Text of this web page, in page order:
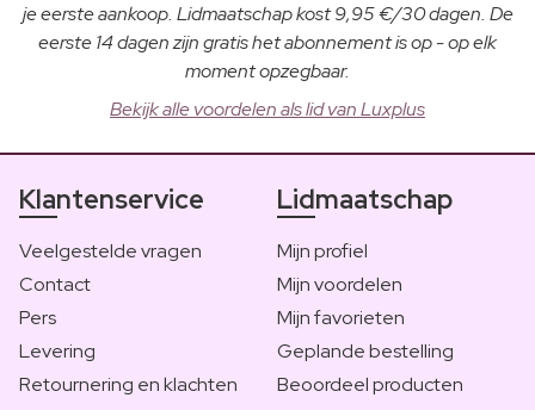
je eerste aankoop. Lidmaatschap kost 9,95 €/30 dagen. De
eerste 14 dagen zijn gratis het abonnement is op - op elk
moment opzegbaar.
Bekijk alle voordelen als lid van Luxplus
Klantenservice
Veelgestelde vragen
Contact
Pers
Levering
Retournering en klachten
Lidmaatschap
Mijn profiel
Mijn voordelen
Mijn favorieten
Geplande bestelling
Beoordeel producten